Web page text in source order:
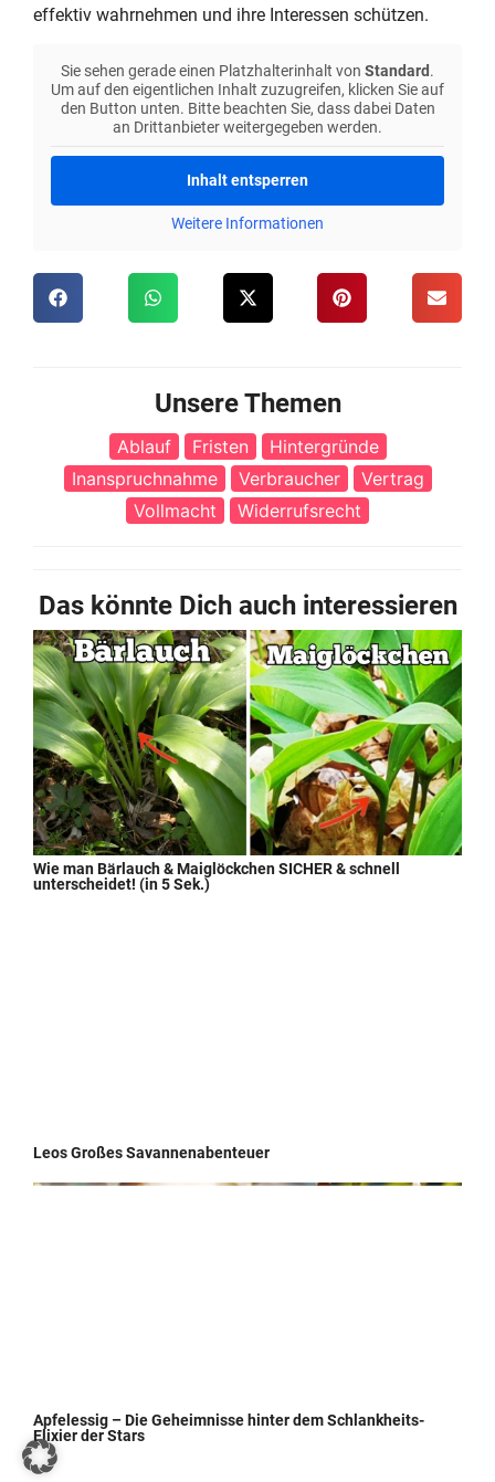
effektiv wahrnehmen und ihre Interessen schützen.
Sie sehen gerade einen Platzhalterinhalt von Standard.
Um auf den eigentlichen Inhalt zuzugreifen, klicken Sie auf
den Button unten. Bitte beachten Sie, dass dabei Daten
an Drittanbieter weitergegeben werden.
Inhalt entsperren
Weitere Informationen
Unsere Themen
Ablauf Fristen
Hintergründe
Inanspruchnahme
Verbraucher
Vertrag
Vollmacht
Widerrufsrecht
Das könnte Dich auch interessieren
Wie man Bärlauch & Maiglöckchen SICHER & schnell
unterscheidet! (in 5 Sek.)
Leos Großes Savannenabenteuer
Apfelessig – Die Geheimnisse hinter dem Schlankheits-
Elixier der Stars